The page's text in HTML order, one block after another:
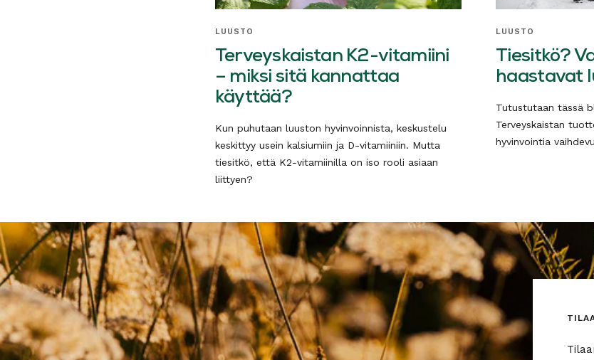
LUUSTO
Terveyskaistan K2-vitamiini
– miksi sitä kannattaa
käyttää?
Kun puhutaan luuston hyvinvoinnista, keskustelu
keskittyy usein kalsiumiin ja D-vitamiiniin. Mutta
tiesitkö, että K2-vitamiinilla on iso rooli asiaan
liittyen?
LUUSTO
Tiesitkö?
haastavat
Tutustutaan tässä
Terveyskaistan
hyvinvointia